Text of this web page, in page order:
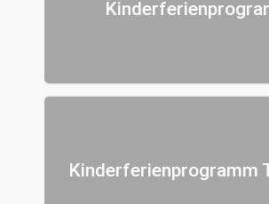
Kinderferienprogramm